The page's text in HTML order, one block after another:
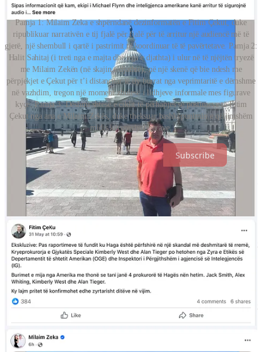
Pamja 1: Milaim Zeka e shpërndanë dezinformatën e Fitim Çekut, duke
ripublikuar narrativën e tij fjalë për fjalë për të arritur një audiencë më të
gjerë, një shembull i qartë i pastrimit të koordinuar të të pavërtetave. Pamja 2:
Halit Sahitaj (i treti nga e majta dhe nga e djathta) i ulur në të njëjtën tryezë
me Milaim Zekën (në skajin e djathtë), në një skenë që bie ndesh me
përpjekjet e Çekut për t’i distancuar të dy burrat nga veprimtaritë e dëmshme
në vazhdim, tregon një moment zbulesë i lidhjeve informale mes figurave
kyçe. Pamja 3: Dëshmi shtesë e ciklit të përhapjes së postimeve të Fitim
Çekut nga ana e Milaim Zekës, duke theksuar bashkëpunimin e qëllimshëm
midis këtyre dy figurave.
Subscribe
Gjatë punës sonë hulumtuese në vëzhgim të Milaim Zekës, ne kemi
gjetur dhe raportuar se si Zeka ka kultivuar lidhje me ish-emisarin e
diskredituar amerikan Richard Grenell, ka shpërndarë lista të
fabrikuara të të ashtuquajturve të pandehur për krime lufte dhe ka
organizuar përpjekje për manipulimin e dëshmitarëve me mbështetje
nga operatori i shërbimeve ruse Halit Sahitaj. Metodat e tij
pasqyrohen tani qartësisht edhe në ndërhyrjet më modeste të zotit
Çeku.
Vjedhja e gjetjeve tona nga Cyrihu i përshtatet saktësisht këtij
modeli:duke u paraqitur si burim i të ashtuquajturave ‘ekskluzive’,
të marra nga një hulumtim që ai nuk e ka kryer, dhe të zhveshura
nga përmbajtja kritike, zoti Çeku kontribuon në të njëjtin projekt
korruptues: diskreditimin e Dhomave të Specializuara, mbrojtjen e
brishtë publik në Kosovë.